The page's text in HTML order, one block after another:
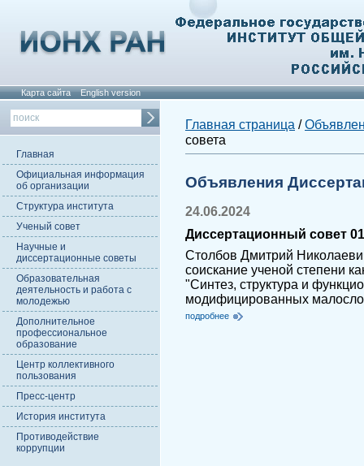
Карта сайта English version
Главная
Официальная информация
об организации
Структура института
Ученый совет
Научные и
диссертационные советы
Образовательная
деятельность и работа с
молодежью
Дополнительное
профессиональное
образование
Центр коллективного
пользования
Пресс-центр
История института
Противодействие
коррупции
Главная страница /
совета
Объявления
24.06.2024
Диссертационный совет
Столбов Дмитрий
соискание ученой степени
"Синтез, структура и
модифицированных
подробнее